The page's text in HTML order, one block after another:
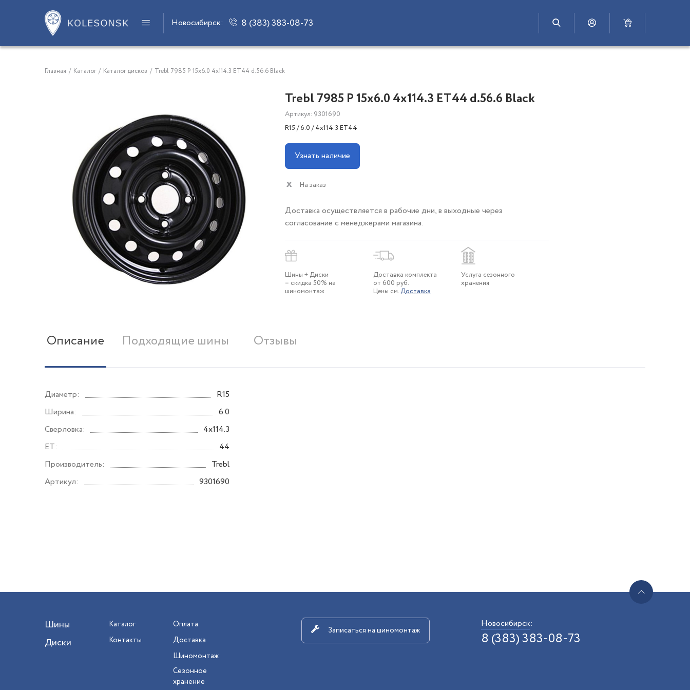
Новосибирск: 8 (383) 383-08-73
Главная / Каталог / Каталог дисков / Trebl 7985 P 15x6.0 4x114.3 ET44 d.56.6 Black
Trebl 7985 P 15x6.0 4x114.3 ET44 d.56.6 Black
Артикул: 9301690
R15 / 6.0 / 4x114.3 ET44
Узнать наличие
На заказ
Доставка осуществляется в рабочие дни, в выходные через
согласование с менеджерами магазина.
Шины + Диски
= скидка 50% на
шиномонтаж
Доставка комплекта
от 600 руб.
Цены см.Доставка
Услуга сезонного
хранения
Описание Подходящие шины Отзывы
Диаметр:
R15
Ширина:
6.0
Сверловка:
4x114.3
ET:
44
Производитель:
Trebl
Артикул:
9301690
Шины
Диски
Каталог
Контакты
Оплата
Доставка
Шиномонтаж
Сезонное
хранение
Записаться на шиномонтаж
Новосибирск:
8 (383) 383-08-73